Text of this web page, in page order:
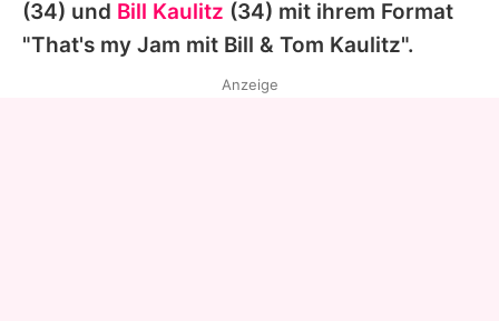
(34) und Bill Kaulitz (34) mit ihrem Format
"That's my Jam mit Bill & Tom Kaulitz".
Anzeige